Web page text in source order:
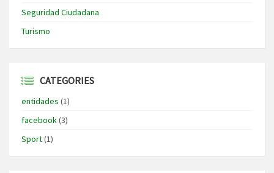
Seguridad Ciudadana
Turismo
CATEGORIES
entidades (1)
facebook(3)
Sport(1)